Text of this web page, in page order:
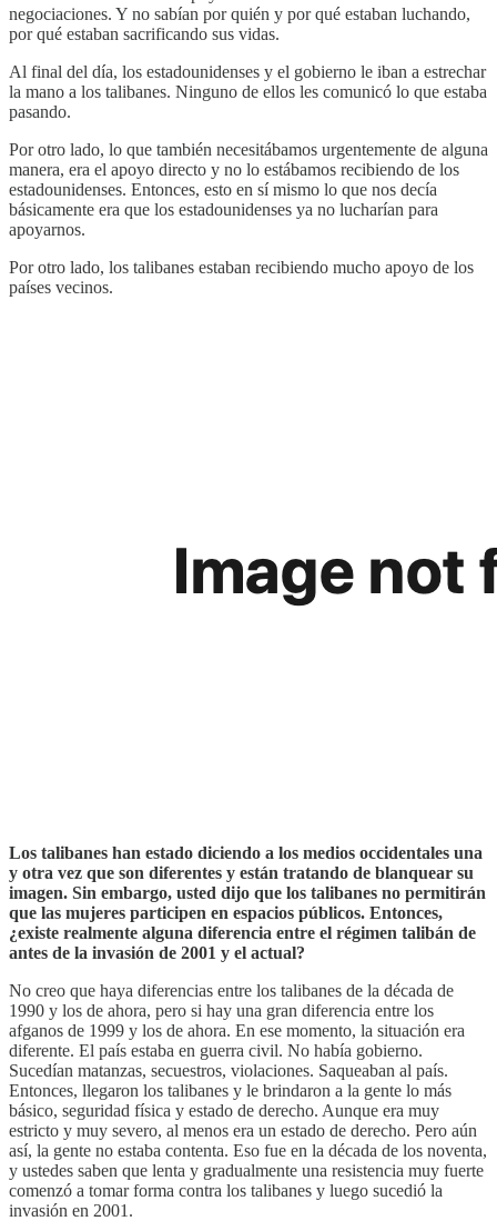
negociaciones. Y no sabían por quién y por qué estaban luchando,
por qué estaban sacrificando sus vidas.
Al final del día, los estadounidenses y el gobierno le iban a estrechar
la mano a los talibanes. Ninguno de ellos les comunicó lo que estaba
pasando.
Por otro lado, lo que también necesitábamos urgentemente de alguna
manera, era el apoyo directo y no lo estábamos recibiendo de los
estadounidenses. Entonces, esto en sí mismo lo que nos decía
básicamente era que los estadounidenses ya no lucharían para
apoyarnos.
Por otro lado, los talibanes estaban recibiendo mucho apoyo de los
países vecinos.
Los talibanes han estado diciendo a los medios occidentales una
y otra vez que son diferentes y están tratando de blanquear su
imagen. Sin embargo, usted dijo que los talibanes no permitirán
que las mujeres participen en espacios públicos. Entonces,
¿existe realmente alguna diferencia entre el régimen talibán de
antes de la invasión de 2001 y el actual?
No creo que haya diferencias entre los talibanes de la década de
1990 y los de ahora, pero si hay una gran diferencia entre los
afganos de 1999 y los de ahora. En ese momento, la situación era
diferente. El país estaba en guerra civil. No había gobierno.
Sucedían matanzas, secuestros, violaciones. Saqueaban al país.
Entonces, llegaron los talibanes y le brindaron a la gente lo más
básico, seguridad física y estado de derecho. Aunque era muy
estricto y muy severo, al menos era un estado de derecho. Pero aún
así, la gente no estaba contenta. Eso fue en la década de los noventa,
y ustedes saben que lenta y gradualmente una resistencia muy fuerte
comenzó a tomar forma contra los talibanes y luego sucedió la
invasión en 2001.